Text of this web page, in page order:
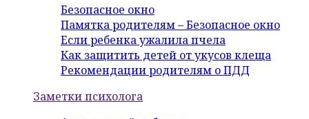
Безопасное окно
Памятка родителям – Безопасное окно
Если ребенка ужалила пчела
Как защитить детей от укусов клеща
Рекомендации родителям о ПДД
Заметки психолога